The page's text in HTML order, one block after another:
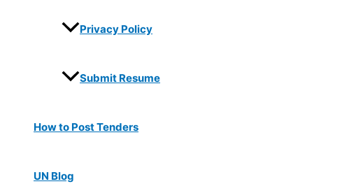
Privacy Policy
Submit Resume
How to Post Tenders
UN Blog